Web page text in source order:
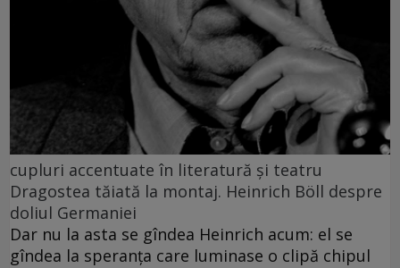
cupluri accentuate în literatură și teatru
Dragostea tăiată la montaj. Heinrich Böll despre
doliul Germaniei
Dar nu la asta se gîndea Heinrich acum: el se
gîndea la speranța care luminase o clipă chipul